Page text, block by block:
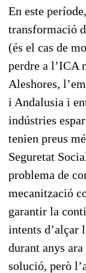
En este
transformació
(és el cas de
perdre a l’ICA
Aleshores,
i Andalusia i
indústries
tenien preus
Seguretat
problema de
mecanització
garantir la
intents d’alçar
durant anys
solució, però